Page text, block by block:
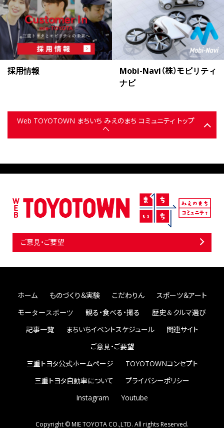
採用情報
Mobi-Navi（株）モビリティ
ナビ
Web TOYOTOWN まちいち みえのまち コミュニティ トップ
へ
ご意見・ご要望
ホーム ものづくり＆実験 こだわりん
スポーツ＆アート
モータースポーツ
観る・食べる・撮る
歴史＆クルマ選び
記事一覧
まちいちイベントスケジュール
関連サイト
ご意見・ご要望
三重トヨタ公式ホームページ
TOYOTOWNコンセプト
三重トヨタ自動車について
プライバシーポリシー
Instagram
Youtube
Copyright © MIE TOYOTA CO.,LTD. All rights Reserved.